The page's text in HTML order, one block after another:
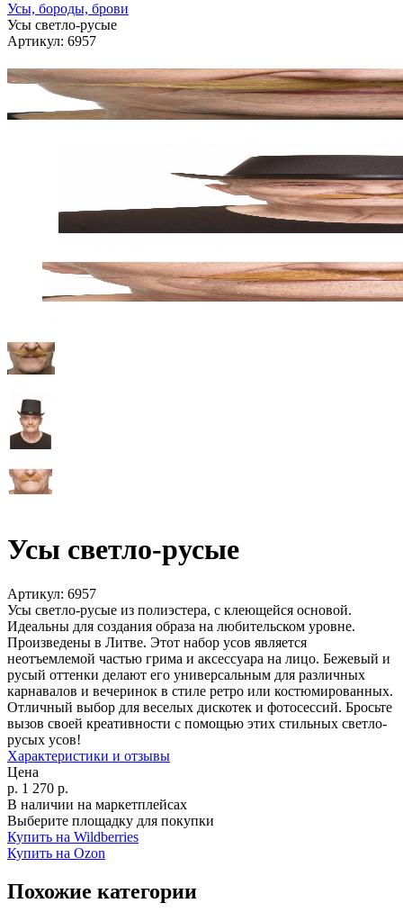
Усы, бороды, брови
Усы светло-русые
Артикул: 6957
Усы светло-русые
Артикул: 6957
Усы светло-русые из полиэстера, с клеющейся основой.
Идеальны для создания образа на любительском уровне.
Произведены в Литве. Этот набор усов является
неотъемлемой частью грима и аксессуара на лицо. Бежевый и
русый оттенки делают его универсальным для различных
карнавалов и вечеринок в стиле ретро или костюмированных.
Отличный выбор для веселых дискотек и фотосессий. Бросьте
вызов своей креативности с помощью этих стильных светло-
русых усов!
Характеристики и отзывы
Цена
р. 1 270 р.
В наличии на маркетплейсах
Выберите площадку для покупки
Купить на Wildberries
Купить на Ozon
Похожие категории